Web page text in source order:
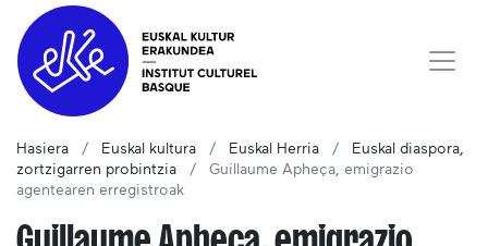
Hasiera Euskal kultura Euskal Herria
Euskal diaspora,
zortzigarren probintzia
Guillaume Apheça, emigrazio
agentearen erregistroak